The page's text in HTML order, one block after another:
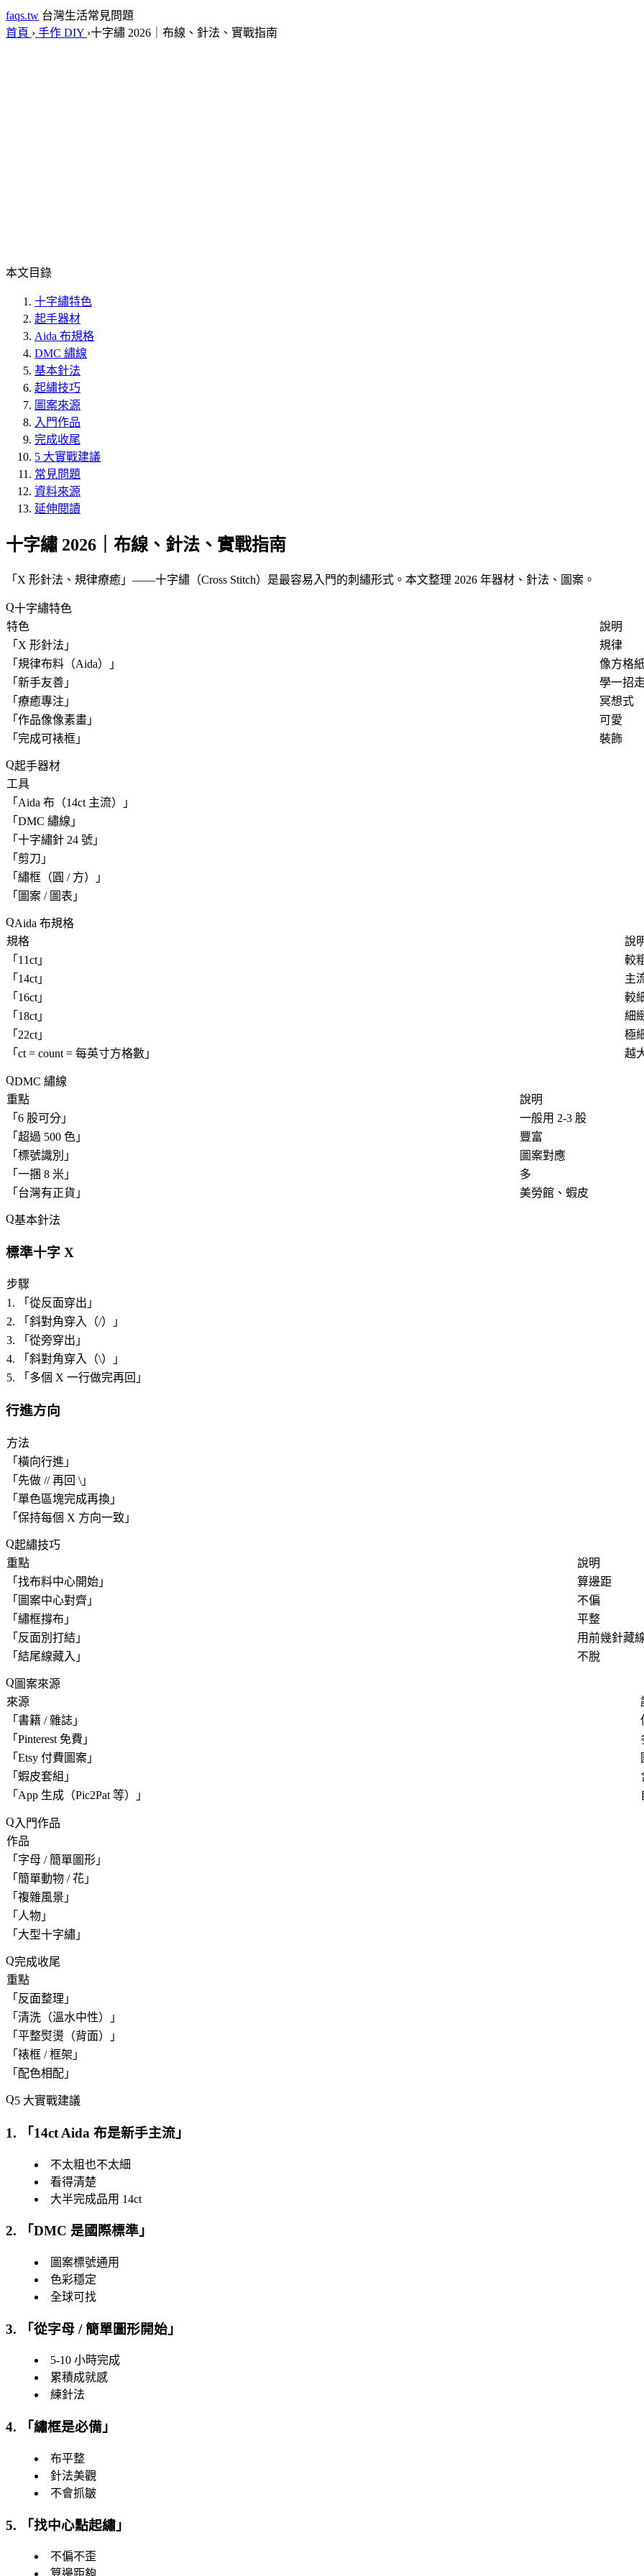
faqs.tw 台灣生活常見問題
首頁 › 手作 DIY ›十字繡 2026｜布線、針法、實戰指南
本文目錄
十字繡特色
起手器材
Aida 布規格
DMC 繡線
基本針法
起繡技巧
圖案來源
入門作品
完成收尾
5 大實戰建議
常見問題
資料來源
延伸閱讀
十字繡 2026｜布線、針法、實戰指南
「 X 形針法、規律療癒 」——十字繡（Cross Stitch）是最容易入門的刺繡形式。本文整理 2026 年器材、針法、圖案。
十字繡特色
特色
說明
「 X 形針法 」
規律
「 規律布料（Aida） 」
像方格
「 新手友善 」
學一招
「 療癒專注 」
冥想式
「 作品像像素畫 」
可愛
「 完成可裱框 」 裝飾
起手器材
工具
「 Aida 布（14ct 主流） 」
「 DMC 繡線 」
「 十字繡針 24 號 」
「 剪刀 」
「 繡框（圓 / 方） 」
「 圖案 / 圖表 」
Aida 布規格
規格
說
「 11ct 」
較
「 14ct 」
主
「 16ct 」
較
「 18ct 」
細
「 22ct 」
極
「 ct = count = 每英寸方格數 」 越
DMC 繡線
重點
說明
「 6 股可分 」
一般用 2-3 股
「 超過 500 色 」
豐富
「 標號識別 」
圖案對應
「 一捆 8 米 」
多
「 台灣有正貨 」 美勞館、蝦皮
基本針法
標準十字 X
步驟
1. 「 從反面穿出 」
2. 「 斜對角穿入（/） 」
3. 「 從旁穿出 」
4. 「 斜對角穿入（\） 」
5. 「 多個 X 一行做完再回 」
行進方向
方法
「 橫向行進 」
「 先做 // 再回 \ 」
「 單色區塊完成再換 」
「 保持每個 X 方向一致 」
起繡技巧
重點
說明
「 找布料中心開始 」
算邊距
「 圖案中心對齊 」
不偏
「 繡框撐布 」
平整
「 反面別打結 」
用前幾針藏
「 結尾線藏入 」 不脫
圖案來源
來源
「 書籍 / 雜誌 」
「 Pinterest 免費 」
「 Etsy 付費圖案 」
「 蝦皮套組 」
「 App 生成（Pic2Pat 等） 」
入門作品
作品
「 字母 / 簡單圖形 」
「 簡單動物 / 花 」
「 複雜風景 」
「 人物 」
「 大型十字繡 」
完成收尾
重點
「 反面整理 」
「 清洗（溫水中性） 」
「 平整熨燙（背面） 」
「 裱框 / 框架 」
「 配色相配 」
5 大實戰建議
1. 「14ct Aida 布是新手主流 」
不太粗也不太細
看得清楚
大半完成品用 14ct
2. 「DMC 是國際標準 」
圖案標號通用
色彩穩定
全球可找
3. 「從字母 / 簡單圖形開始 」
5-10 小時完成
累積成就感
練針法
4. 「繡框是必備 」
布平整
針法美觀
不會抓皺
5. 「找中心點起繡 」
不偏不歪